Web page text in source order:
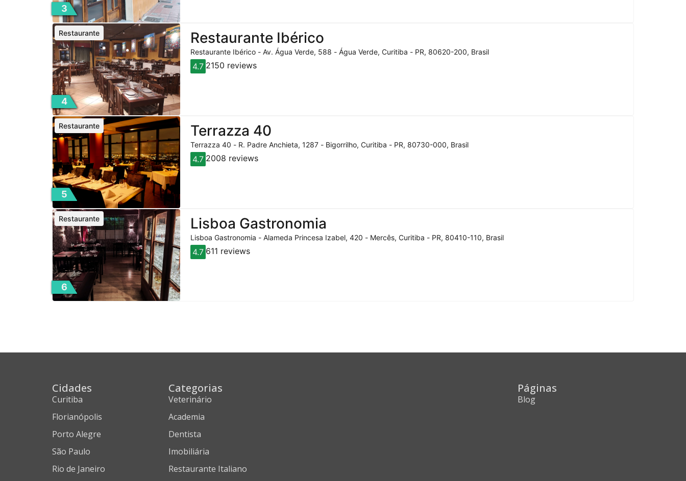
3
4
Restaurante Ibérico
Restaurante
Restaurante Ibérico - Av. Água Verde, 588 - Água Verde, Curitiba - PR, 80620-200, Brasil
4.7 2150 reviews
5
Terrazza 40
Restaurante
Terrazza 40 - R. Padre Anchieta, 1287 - Bigorrilho, Curitiba - PR, 80730-000, Brasil
4.7 2008 reviews
6
Lisboa Gastronomia
Restaurante
Lisboa Gastronomia - Alameda Princesa Izabel, 420 - Mercês, Curitiba - PR, 80410-110, Brasil
4.7 611 reviews
Cidades
Curitiba
Florianópolis
Porto Alegre
São Paulo
Rio de Janeiro
Categorias
Veterinário
Academia
Dentista
Imobiliária
Restaurante Italiano
Páginas
Blog